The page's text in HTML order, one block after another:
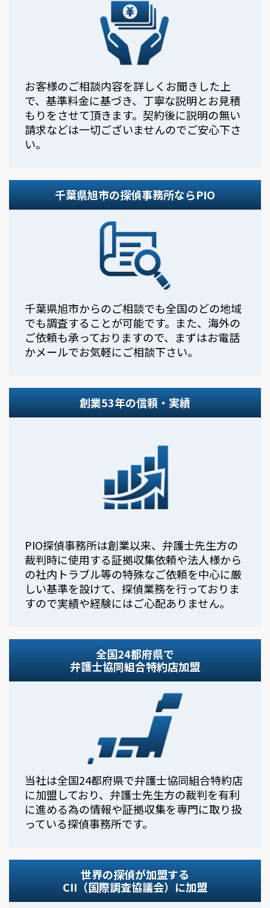
お客様のご相談内容を詳しくお聞きした上
で、基準料金に基づき、丁寧な説明とお見積
もりをさせて頂きます。契約後に説明の無い
請求などは一切ございませんのでご安心下さ
い。
千葉県旭市の探偵事務所ならPIO
千葉県旭市からのご相談でも全国のどの地域
でも調査することが可能です。また、海外の
ご依頼も承っておりますので、まずはお電話
かメールでお気軽にご相談下さい。
創業53年の信頼・実績
PIO探偵事務所は創業以来、弁護士先生方の
裁判時に使用する証拠収集依頼や法人様から
の社内トラブル等の特殊なご依頼を中心に厳
しい基準を設けて、探偵業務を行っておりま
すので実績や経験にはご心配ありません。
全国24都府県で
弁護士協同組合特約店加盟
当社は全国24都府県で弁護士協同組合特約店
に加盟しており、弁護士先生方の裁判を有利
に進める為の情報や証拠収集を専門に取り扱
っている探偵事務所です。
世界の探偵が加盟する
CII（国際調査協議会）に加盟